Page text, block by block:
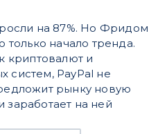
на 87%. Но Фридом
только начало тренда.
криптовалют и
систем, PayPal не
рынку новую
заработает на ней